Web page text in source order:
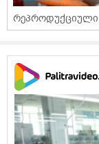
რეპროდუქციული